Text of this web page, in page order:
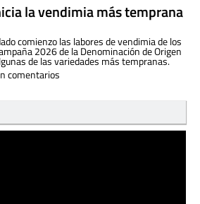
la vendimia más temprana
comienzo las labores de vendimia de los
2026 de la Denominación de Origen
de las variedades más tempranas.
comentarios